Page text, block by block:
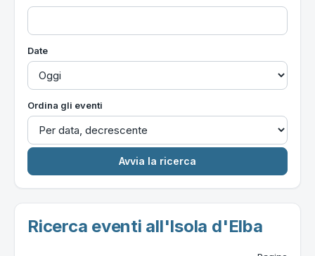
Date
Ordina gli eventi
Ricerca eventi all'Isola d'Elba